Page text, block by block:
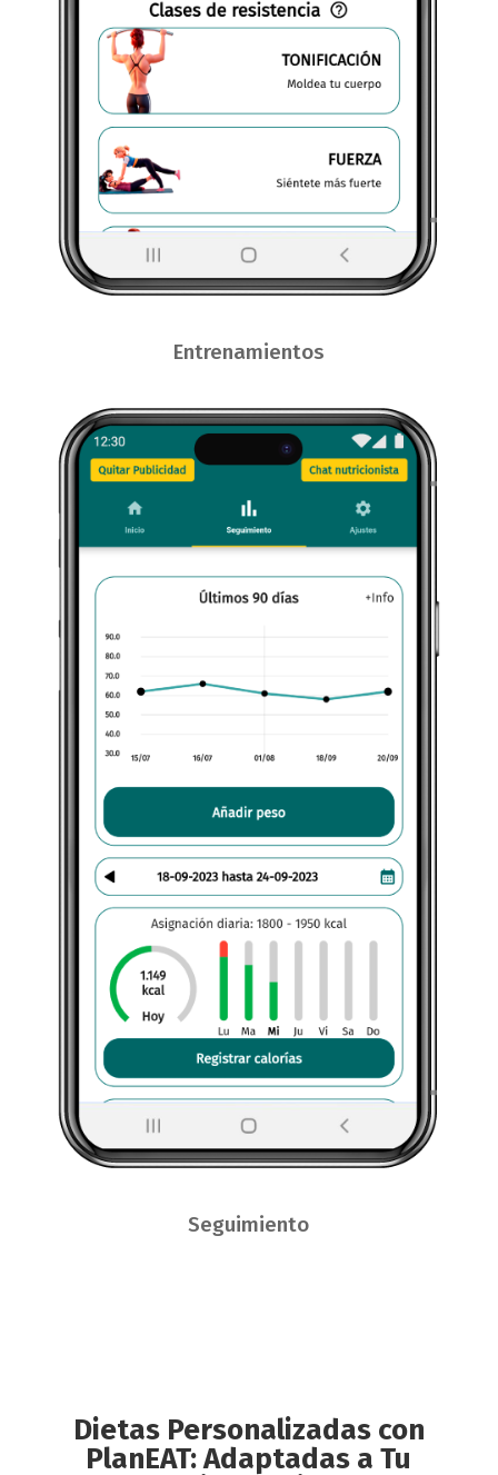
Entrenamientos
Seguimiento
Dietas Personalizadas con
PlanEAT: Adaptadas a Tu